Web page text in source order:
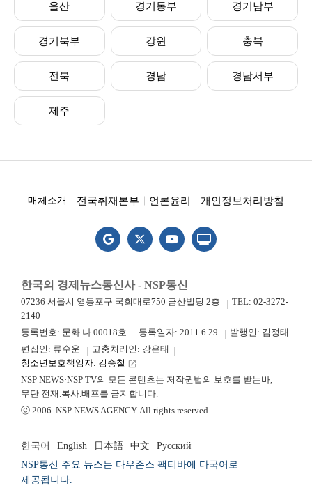
울산 경기동부 경기남부
경기북부 강원 충북
전북 경남 경남서부
제주
매체소개 전국취재본부 언론윤리 개인정보처리방침
한국의 경제뉴스통신사 - NSP통신
07236 서울시 영등포구 국회대로750 금산빌딩 2층
TEL: 02-3272-
2140
등록번호: 문화 나 00018호
등록일자: 2011.6.29
발행인: 김정태
편집인: 류수운
고충처리인: 강은태
청소년보호책임자: 김승철 launch
NSP NEWS·NSP TV의 모든 콘텐츠는 저작권법의 보호를 받는바,
무단 전재.복사.배포를 금지합니다.
ⓒ 2006. NSP NEWS AGENCY. All rights reserved.
한국어 English 日本語 中文
Русский
NSP통신 주요 뉴스는 다우존스 팩티바에 다국어로
제공됩니다.